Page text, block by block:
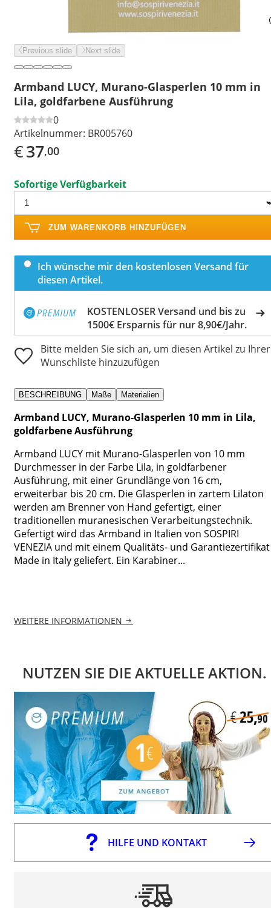
Previous slide Next slide
Armband LUCY, Murano-Glasperlen 10 mm in
Lila, goldfarbene Ausführung
0
Artikelnummer: BR005760
€37,00
Sofortige Verfügbarkeit
ZUM WARENKORB HINZUFÜGEN
Ich wünsche mir den kostenlosen Versand für
diesen Artikel.
KOSTENLOSER Versand und bis zu
1500€ Ersparnis für nur 8,90€/Jahr.
Bitte melden Sie sich an, um diesen Artikel zu Ihrer
Wunschliste hinzuzufügen
BESCHREIBUNG Maße Materialien
Armband LUCY, Murano-Glasperlen 10 mm in Lila,
goldfarbene Ausführung
Armband LUCY mit Murano-Glasperlen von 10 mm
Durchmesser in der Farbe Lila, in goldfarbener
Ausführung, mit einer Grundlänge von 16 cm,
erweiterbar bis 20 cm. Die Glasperlen in zartem Lilaton
werden am Brenner von Hand gefertigt, einer
traditionellen muranesischen Verarbeitungstechnik.
Gefertigt wird das Armband in Italien von SOSPIRI
VENEZIA und mit einem Qualitäts- und Garantiezertifikat
Made in Italy geliefert. Ein Karabiner...
WEITERE INFORMATIONEN
NUTZEN SIE DIE AKTUELLE AKTION.
HILFE UND KONTAKT